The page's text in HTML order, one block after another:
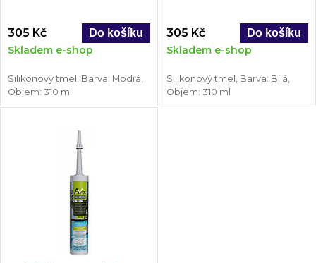
305 Kč
Skladem e-shop
Silikonový tmel, Barva: Modrá,
Objem: 310 ml
305 Kč
Skladem e-shop
Silikonový tmel, Barva: Bílá,
Objem: 310 ml